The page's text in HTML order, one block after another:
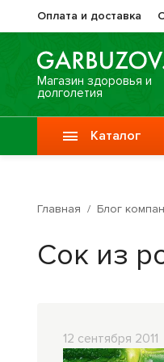
Оплата и доставка
Магазин здоровья и
долголетия
Каталог
Главная / Блог
Сок из
12 сентября 2011